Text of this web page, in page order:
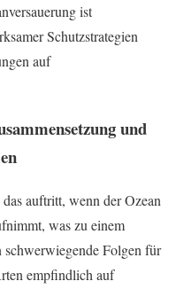
ist
Schutzstrategien
auf
und
auftritt, wenn der Ozean
was zu einem
Folgen für
empfindlich auf